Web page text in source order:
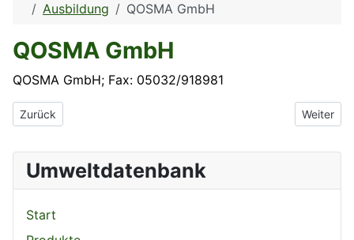
Ausbildung
QOSMA GmbH
QOSMA GmbH
QOSMA GmbH; Fax: 05032/918981
Vorheriger Beitrag: QMS Qualitätsmotivation und -schulung
Zurück Nächster
Weiter
Umweltdatenbank
Start